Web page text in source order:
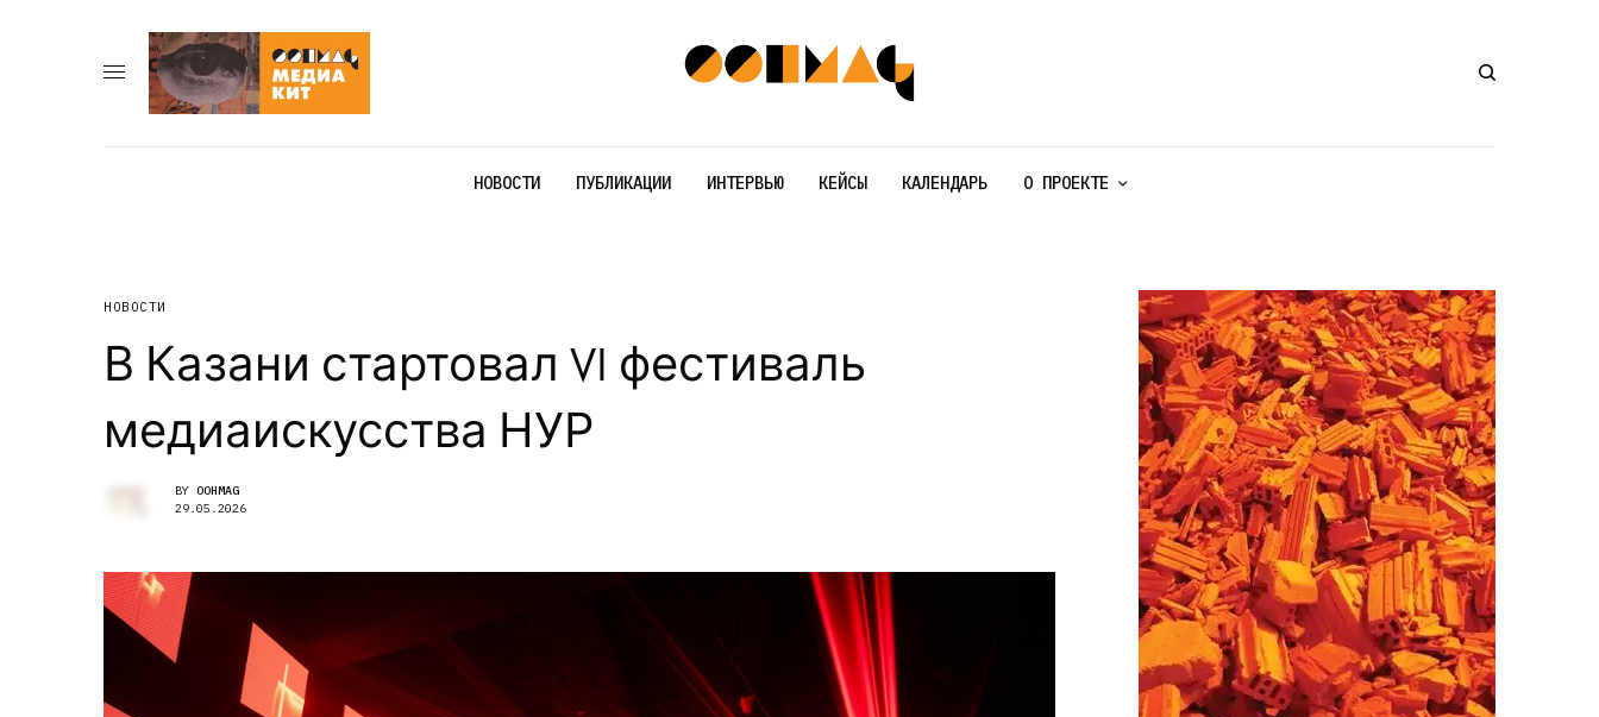
НОВОСТИ ПУБЛИКАЦИИ ИНТЕРВЬЮ КЕЙСЫ КАЛЕНДАРЬ О ПРОЕКТЕ
НОВОСТИ
В Казани стартовал VI фестиваль
медиаискусства НУР
BY OOHMAG
29.05.2026